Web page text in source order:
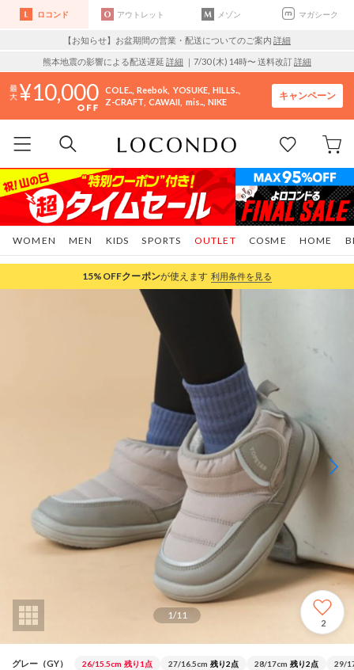
ロコンド アウトレット メゾン マガシーク
【お知らせ】お盆期間の営業・配送についてのご案内 詳細
熊本地震の影響による配送遅延 詳細 ｜7/30 (木) 14時〜 送料改訂詳細
10,000 COLE.. Reebok YOSUKE HILLS..
Z-CRAFT CAWAII mis.. NIKE
キャンペーン
WOMEN MEN KIDS SPORTS COSME HOME
OUTLET
15%OFFクーポンが使えます 利用条件を見る
1/11
2
グレー（GY） 26/15.5cm 残り1点 27/16.5cm 残り2点 28/17cm 残り2点 29/